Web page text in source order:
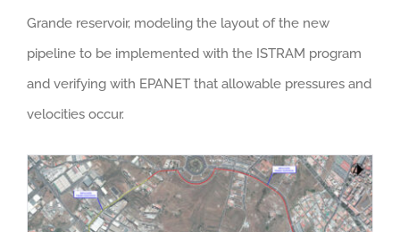
Grande reservoir, modeling the layout of the new
pipeline to be implemented with the ISTRAM program
and verifying with EPANET that allowable pressures and
velocities occur.